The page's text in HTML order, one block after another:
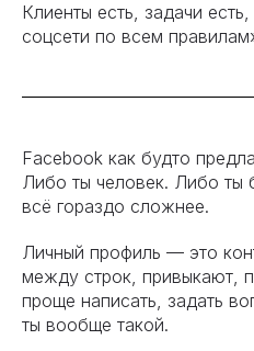
Клиенты есть, задачи
соцсети по всем
Facebook как будто
Либо ты человек. Либо ты
всё гораздо сложнее.
Личный профиль — это
между строк, привыкают,
проще написать, задать
ты вообще такой.